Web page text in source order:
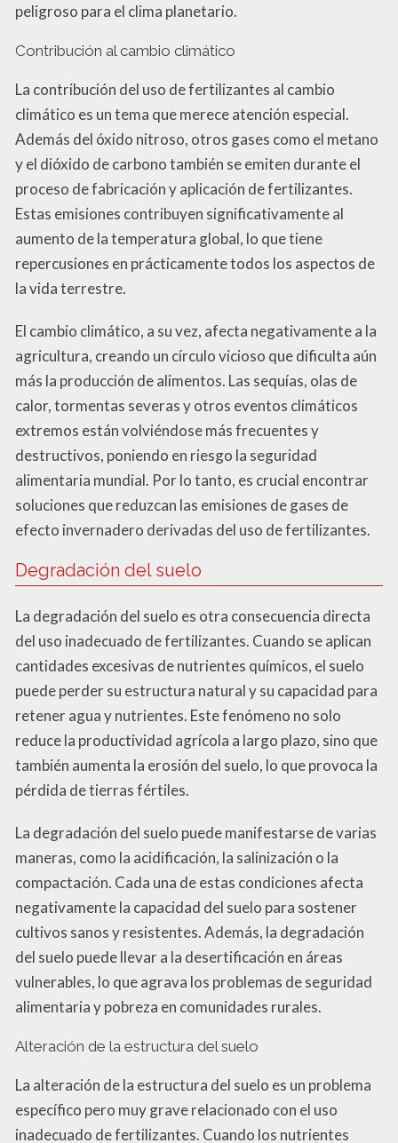
peligroso para el clima planetario.
Contribución al cambio climático
La contribución del uso de fertilizantes al cambio
climático es un tema que merece atención especial.
Además del óxido nitroso, otros gases como el metano
y el dióxido de carbono también se emiten durante el
proceso de fabricación y aplicación de fertilizantes.
Estas emisiones contribuyen significativamente al
aumento de la temperatura global, lo que tiene
repercusiones en prácticamente todos los aspectos de
la vida terrestre.
El cambio climático, a su vez, afecta negativamente a la
agricultura, creando un círculo vicioso que dificulta aún
más la producción de alimentos. Las sequías, olas de
calor, tormentas severas y otros eventos climáticos
extremos están volviéndose más frecuentes y
destructivos, poniendo en riesgo la seguridad
alimentaria mundial. Por lo tanto, es crucial encontrar
soluciones que reduzcan las emisiones de gases de
efecto invernadero derivadas del uso de fertilizantes.
Degradación del suelo
La degradación del suelo es otra consecuencia directa
del uso inadecuado de fertilizantes. Cuando se aplican
cantidades excesivas de nutrientes químicos, el suelo
puede perder su estructura natural y su capacidad para
retener agua y nutrientes. Este fenómeno no solo
reduce la productividad agrícola a largo plazo, sino que
también aumenta la erosión del suelo, lo que provoca la
pérdida de tierras fértiles.
La degradación del suelo puede manifestarse de varias
maneras, como la acidificación, la salinización o la
compactación. Cada una de estas condiciones afecta
negativamente la capacidad del suelo para sostener
cultivos sanos y resistentes. Además, la degradación
del suelo puede llevar a la desertificación en áreas
vulnerables, lo que agrava los problemas de seguridad
alimentaria y pobreza en comunidades rurales.
Alteración de la estructura del suelo
La alteración de la estructura del suelo es un problema
específico pero muy grave relacionado con el uso
inadecuado de fertilizantes. Cuando los nutrientes